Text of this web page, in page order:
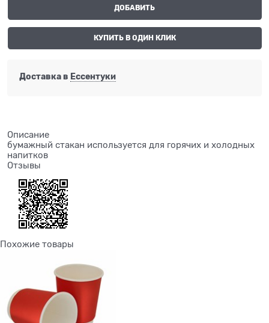
ДОБАВИТЬ
КУПИТЬ В ОДИН КЛИК
Доставка в Ессентуки
Описание
бумажный стакан используется для горячих и холодных
напитков
Отзывы
Похожие товары